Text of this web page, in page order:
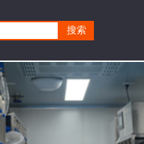
搜索